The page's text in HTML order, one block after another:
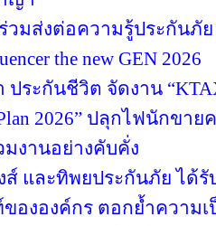
วมส่งต่อความรู้ประกันภั
the new GEN 2026
ประกันชีวิต จัดงาน
Plan 2026” ปลุกไฟนักขา
งานอย่างคับคั่ง
และทิพยประกันภัย ได้รั
ององค์กร ตอกย้ำความ